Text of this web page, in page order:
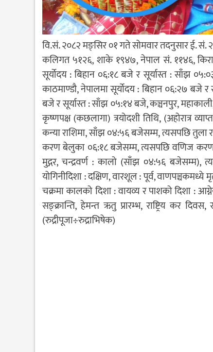
वि.सं. २०८२ मङ्सिर ०१ गते सोमवार तदनुसार ई. सं.
कलिगत ५१२६, शाके १९४७, नेपाल सं. ११४६,
सूर्योदय : बिहान ०६:१८ बजे र सूर्यास्त : साँझ
काठमाण्डौ, नेपालमा सूर्योदय : बिहान ०६:२७ बजे
बजे र सूर्यास्त : साँझ ०५:१४ बजे, कञ्चनपुर,
कृष्णपक्ष (कछलागा) त्रयोदशी तिथि, (अहोरात्र
कन्या राशिमा, साँझ ०४:५६ बजेसम्म, त्यसपछि तुला
करण बेलुका ०६:१८ बजेसम्म, त्यसपछि वणिज करण
मुद्गर, चन्द्रवर्ण : कालो (साँझ ०४:५६ बजेसम्म),
योगिनीदिशा : दक्षिण, वारशूल : पूर्व,
चक्रमा कालको दिशा : वायव्य र पाशको दिशा :
सङ्क्रान्ति, हेमन्त ऋतु प्रारम्भ, राष्ट्रिय कर
(रुद्रीपूजा÷रुद्राभिषेक)